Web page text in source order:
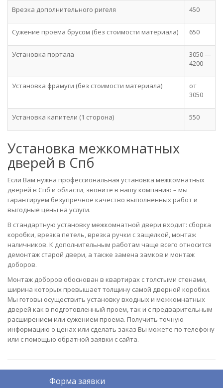
Врезка дополнительного ригеля 450
Сужение проема брусом (без стоимости материала) 650
Установка портала
3050 —
4200
Установка фрамуги (без стоимости материала)
от
3050
Установка капители (1 сторона) 550
Установка межкомнатных
дверей в Спб
Если Вам нужна профессиональная установка межкомнатных
дверей в Спб и области, звоните в нашу компанию – мы
гарантируем безупречное качество выполненных работ и
выгодные цены на услуги.
В стандартную установку межкомнатной двери входит: сборка
коробки, врезка петель, врезка ручки с защелкой, монтаж
наличников. К дополнительным работам чаще всего относится
демонтаж старой двери, а также замена замков и монтаж
доборов.
Монтаж доборов обоснован в квартирах с толстыми стенами,
ширина которых превышает толщину самой дверной коробки.
Мы готовы осуществить установку входных и межкомнатных
дверей как в подготовленный проем, так и с предварительным
расширением или сужением проема. Получить точную
информацию о ценах или сделать заказ Вы можете по телефону
или с помощью обратной заявки с сайта.
Форма заявки